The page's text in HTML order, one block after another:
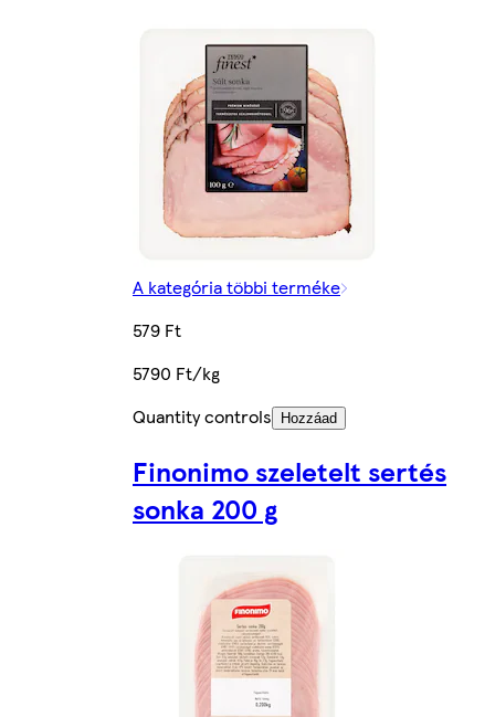
A kategória többi terméke
579 Ft
5790 Ft/kg
Quantity controls
Hozzáad
Finonimo szeletelt sertés
sonka 200 g